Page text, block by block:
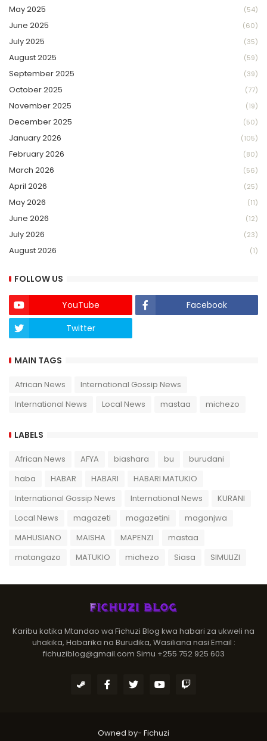
May 2025 (54)
June 2025 (60)
July 2025 (35)
August 2025 (59)
September 2025 (39)
October 2025 (77)
November 2025 (19)
December 2025 (50)
January 2026 (105)
February 2026 (80)
March 2026 (56)
April 2026 (25)
May 2026 (11)
June 2026 (12)
July 2026 (23)
August 2026 (1)
FOLLOW US
YouTube
Facebook
Twitter
MAIN TAGS
African News
International Gossip News
International News
Local News mastaa michezo
LABELS
African News AFYA biashara bu
burudani
haba
HABAR HABARI
HABARI MATUKIO
International Gossip News
International News
KURANI
Local News
magazeti magazetini
magonjwa
MAHUSIANO
MAISHA MAPENZI
mastaa
matangazo
MATUKIO michezo Siasa SIMULIZI
Karibu katika Mtandao wa Fichuzi Blog kwa habari za ukweli na
uhakika, Habarika na Burudika, Wasiliana nasi Email :
fichuziblog@gmail.com Simu +255 752 925 603
Owned by- Fichuzi